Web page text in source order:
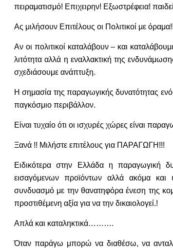
πειραματισμό! Επιχειρην! Εξωστρέφεια!
Ας μιλήσουν Επιτέλους οι Πολιτικοί με
Αν οι πολιτικοί καταλάβουν – και
λιτότητα αλλά η εναλλακτική της
σχεδιάσουμε ανάπτυξη.
Η σημασία της παραγωγικής δυνατότητας
παγκόσμιο περιβάλλον.
Είναι τυχαίο ότι οι ισχυρές χώρες είναι
Ξανά !! Μιλήστε επιτέλους για ΠΑΡΑΓΩΓΗ!!!
Ειδικότερα στην Ελλάδα η παραγωγική
εισαγόμενων προϊόντων αλλά ακόμα
συνδυασμό με την θανατηφόρα ένεση της
προστιθέμενη αξία για να την δικαιολογεί.!
Απλά και καταληκτικά……….
Όταν παράγω μπορώ να διαθέσω, να